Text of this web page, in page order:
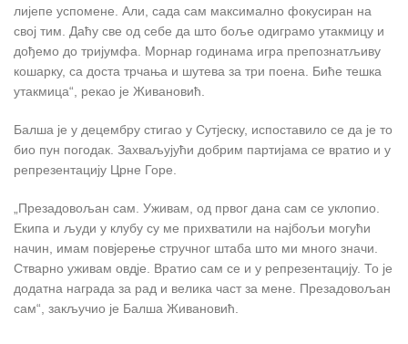
лијепе успомене. Али, сада сам максимално фокусиран на
свој тим. Даћу све од себе да што боље одиграмо утакмицу и
дођемо до тријумфа. Морнар годинама игра препознатљиву
кошарку, са доста трчања и шутева за три поена. Биће тешка
утакмица“, рекао је Живановић.
Балша је у децембру стигао у Сутјеску, испоставило се да је то
био пун погодак. Захваљујући добрим партијама се вратио и у
репрезентацију Црне Горе.
„Презадовољан сам. Уживам, од првог дана сам се уклопио.
Екипа и људи у клубу су ме прихватили на најбољи могући
начин, имам повјерење стручног штаба што ми много значи.
Стварно уживам овдје. Вратио сам се и у репрезентацију. То је
додатна награда за рад и велика част за мене. Презадовољан
сам“, закључио је Балша Живановић.